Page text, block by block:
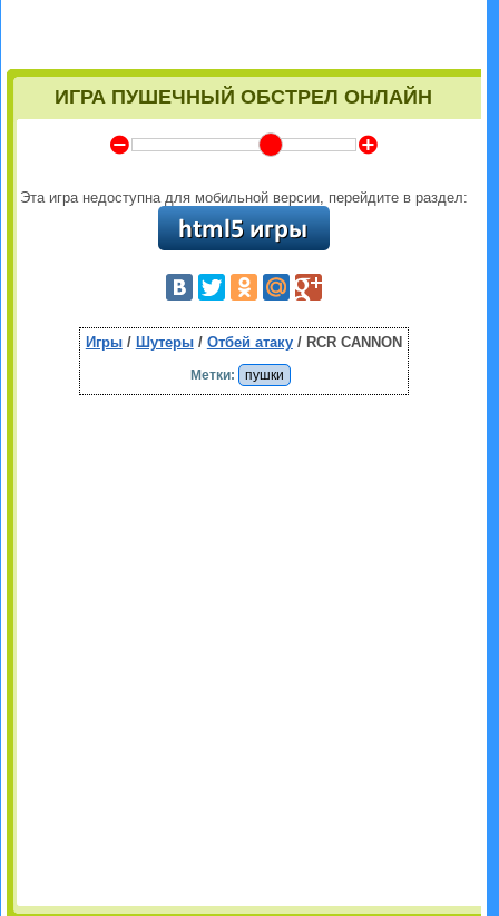
ИГРА ПУШЕЧНЫЙ ОБСТРЕЛ ОНЛАЙН
Y Z
Эта игра недоступна для мобильной версии, перейдите в раздел:
Игры/ Шутеры/ Отбей атаку/ RCR CANNON
Метки: пушки